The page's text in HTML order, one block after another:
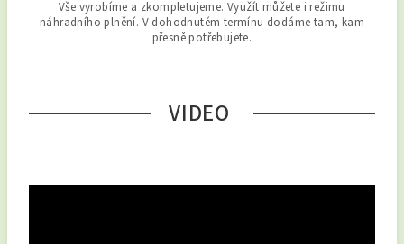
Vše vyrobíme a zkompletujeme. Využít můžete i režimu
náhradního plnění. V dohodnutém termínu dodáme tam, kam
přesně potřebujete.
VIDEO